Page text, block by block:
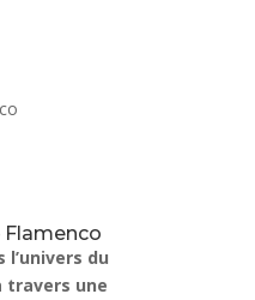
Flamenco
du
travers une